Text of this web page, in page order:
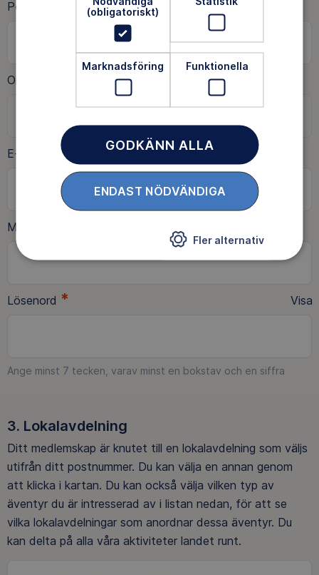
Postnummer
Ort
E-postadress
Mobilnummer
Lösenord * Visa
Ange minst 7 tecken, varav minst en bokstav och en siffra
Lokalavdelning
Ditt medlemskap är knutet till en lokalavdelning som väljs
utifrån ditt postnummer. Du kan välja en annan genom
att klicka i kartan. Du kan också välja vilken typ av
äventyr du är intresserad av i listan nedan, för att se
vilka lokalavdelningar som anordnar dessa äventyr. Du
kan delta på alla våra aktiviteter landet runt.
(obligatoriskt)
Marknadsföring Funktionella
GODKÄNN ALLA
ENDAST NÖDVÄNDIGA
Fler alternativ